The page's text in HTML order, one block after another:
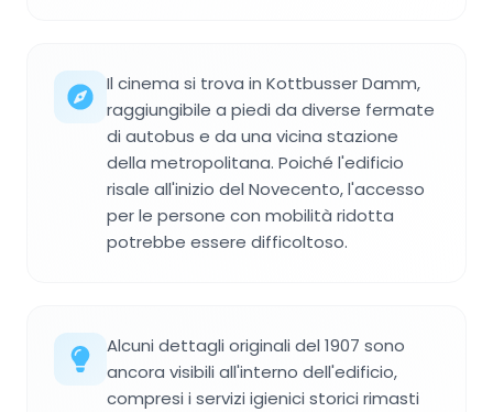
Il cinema si trova in Kottbusser Damm,
raggiungibile a piedi da diverse fermate
di autobus e da una vicina stazione
della metropolitana. Poiché l'edificio
risale all'inizio del Novecento, l'accesso
per le persone con mobilità ridotta
potrebbe essere difficoltoso.
Alcuni dettagli originali del 1907 sono
ancora visibili all'interno dell'edificio,
compresi i servizi igienici storici rimasti